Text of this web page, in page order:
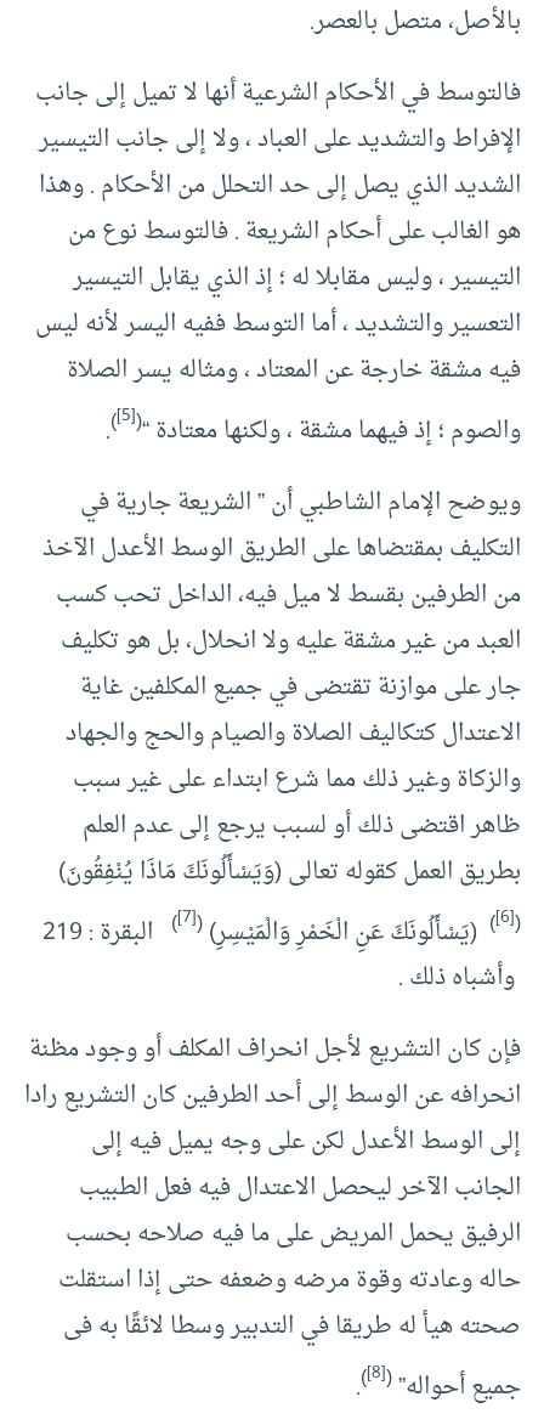
بالأصل، متصل بالعصر.
فالتوسط في الأحكام الشرعية أنها لا تميل إلى جانب
الإفراط والتشديد على العباد ، ولا إلى جانب التيسير
الشديد الذي يصل إلى حد التحلل من الأحكام . وهذا
هو الغالب على أحكام الشريعة . فالتوسط نوع من
التيسير ، وليس مقابلا له ؛ إذ الذي يقابل التيسير
التعسير والتشديد ، أما التوسط ففيه اليسر لأنه ليس
فيه مشقة خارجة عن المعتاد ، ومثاله يسر الصلاة
والصوم ؛ إذ فيهما مشقة ، ولكنها معتادة “(
[5]
)
.
ويوضح الإمام الشاطبي أن ” الشريعة جارية في
التكليف بمقتضاها على الطريق الوسط الأعدل الآخذ
من الطرفين بقسط لا ميل فيه، الداخل تحب كسب
العبد من غير مشقة عليه ولا انحلال، بل هو تكليف
جار على موازنة تقتضى في جميع المكلفين غاية
الاعتدال كتكاليف الصلاة والصيام والحج والجهاد
والزكاة وغير ذلك مما شرع ابتداء على غير سبب
ظاهر اقتضى ذلك أو لسبب يرجع إلى عدم العلم
بطريق العمل كقوله تعالى (وَيَسْأَلُونَكَ مَاذَا يُنْفِقُونَ)
(
[6]
) (يَسْأَلُونَكَ عَنِ الْخَمْرِ وَالْمَيْسِرِ) (
[7]
)
البقرة : 219
وأشباه ذلك .
فإن كان التشريع لأجل انحراف المكلف أو وجود مظنة
انحرافه عن الوسط إلى أحد الطرفين كان التشريع رادا
إلى الوسط الأعدل لكن على وجه يميل فيه إلى
الجانب الآخر ليحصل الاعتدال فيه فعل الطبيب
الرفيق يحمل المريض على ما فيه صلاحه بحسب
حاله وعادته وقوة مرضه وضعفه حتى إذا استقلت
صحته هيأ له طريقا في التدبير وسطا لائقًا به فى
جميع أحواله”(
[8]
)
.